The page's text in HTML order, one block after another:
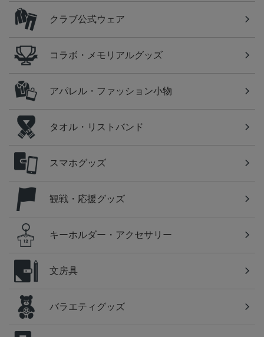
クラブ公式ウェア
コラボ・メモリアルグッズ
アパレル・ファッション小物
タオル・リストバンド
スマホグッズ
観戦・応援グッズ
キーホルダー・アクセサリー
文房具
バラエティグッズ